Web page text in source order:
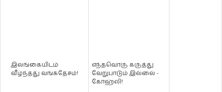
இலங்கையிடம்
வீழ்ந்தது வங்கதேசம்!
எந்தவொரு கருத்து
வேறுபாடும் இல்லை -
கோஹ்லி!